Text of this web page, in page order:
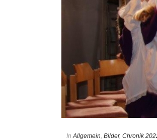
In Allgemein, Bilder, Chronik